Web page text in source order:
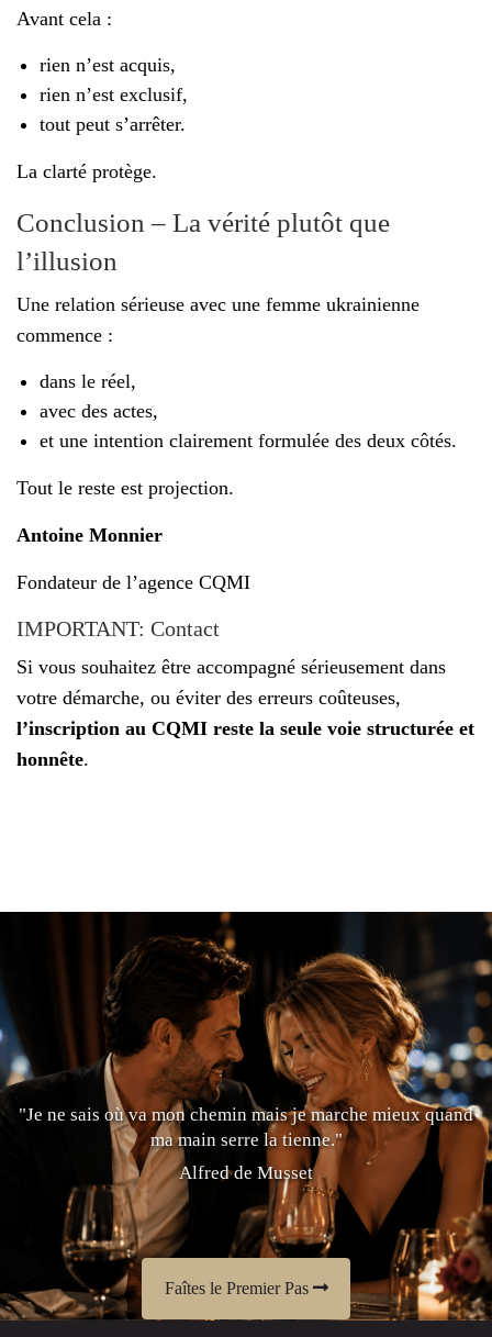
Avant cela :
rien n’est acquis,
rien n’est exclusif,
tout peut s’arrêter.
La clarté protège.
Conclusion – La vérité plutôt que
l’illusion
Une relation sérieuse avec une femme ukrainienne
commence :
dans le réel,
avec des actes,
et une intention clairement formulée des deux côtés.
Tout le reste est projection.
Antoine Monnier
Fondateur de l’agence CQMI
IMPORTANT: Contact
Si vous souhaitez être accompagné sérieusement dans
votre démarche, ou éviter des erreurs coûteuses,
l’inscription au CQMI reste la seule voie structurée et
honnête.
"Je ne sais où va mon chemin mais je marche mieux quand
ma main serre la tienne."
Alfred de Musset
Faîtes le Premier Pas